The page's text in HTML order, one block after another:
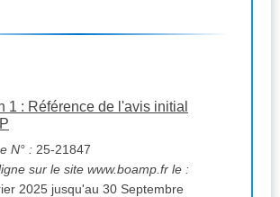
1 : Référence de l'avis initial
N° : 25-21847
sur le site www.boamp.fr le :
30 Septembre